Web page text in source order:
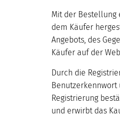
Mit der Bestellung
dem Käufer
Angebots, des
Käufer auf der
Durch die
Benutzerkennwort
Registrierung
und erwirbt das